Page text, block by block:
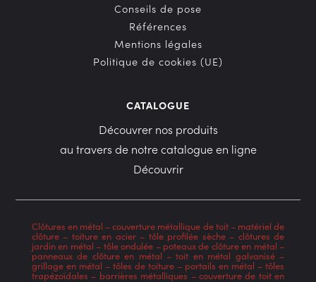
Conseils de pose
Références
Mentions légales
Politique de cookies (UE)
CATALOGUE
Découvrer nos produits
au travers de notre catalogue en ligne
Découvrir
Clôtures en métal–couverture métallique de toit– matériel de
clôture– toiture en acier– tôle profilée sèche– clôtures de
jardin en métal – tôle ondulée – poteaux de clôture en métal –
panneaux de clôture en métal–toit en métal galvanisé–
grillage en métal – tôles de toiture – portails en métal –tôles
trapézoïdales – barrières métalliques – couverture de toit en